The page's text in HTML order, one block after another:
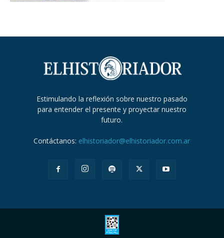
Estimulando la reflexión sobre nuestro pasado
para entender el presente y proyectar nuestro
futuro.
Contáctanos: elhistoriador@elhistoriador.com.ar